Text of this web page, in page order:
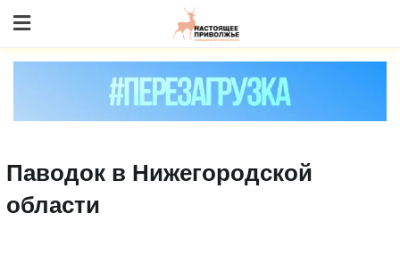
to content
Паводок в Нижегородской
области